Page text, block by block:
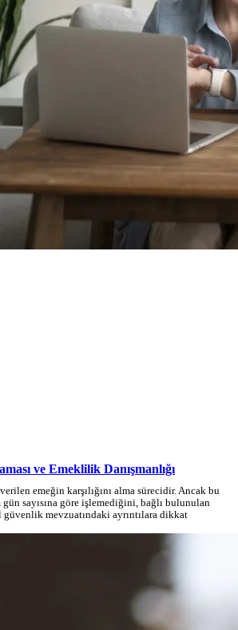
ve Emeklilik Danışmanlığı
emeğin karşılığını alma sürecidir. Ancak bu
sayısına göre işlemediğini, bağlı bulunulan
güvenlik mevzuatındaki ayrıntılara dikkat